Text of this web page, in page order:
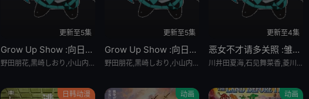
更新至5集
Grow Up Show :向日葵马戏团:
野田朋花,黒崎しおり,小山内怜央,安堂ななこ,楠木ともり,夏吉ゆうこ,鎌仓有那,岩桥由佳,茅野爱衣,钉宫理恵,山口祥行,関根明良,御园紬,冈本茉利,安藤紬,阿部碧音,及川隆之助,浅川暦,小田岛乃风,铃木絵理,杉浦しおり,漆山ゆうき,中岛卓也,角田雄二郎,野田航弥,中岛卓也,菊池康弘,角田雄二郎,村井美里,伊原正明
更新至5集
Grow Up Show :向日葵马戏团:
野田朋花,黒崎しおり,小山内怜央,安堂ななこ,楠木ともり,夏吉ゆうこ,鎌仓有那,岩桥由佳,茅野爱衣,钉宫理恵,山口祥行,関根明良,御园紬,冈本茉利,安藤紬,阿部碧音,及川隆之助,浅川暦,小田岛乃风,铃木絵理,杉浦しおり,漆山ゆうき,中岛卓也,角田雄二郎,野田航弥,中岛卓也,菊池康弘,角田雄二郎,村井美里,伊原正明
更新至4集
恶女不才请多关照 :雏宫蝶鼠换身传:
川井田夏海,石见舞菜香,菱川花菜,古川慎,梅原裕一郎,石川由依,水瀬いのり,中原麻衣,ニケライ・ファラナーゼ,五十嵐丽,川井田夏海,石见舞菜香,茅野爱衣,冈田幸子,小林裕介,矢野优美华,篠原侑,山田美铃,结川あさき,中山祥徳,富士渕将行,鎌仓有那,橘めい,远藤綾
日韩动漫 动画 动画